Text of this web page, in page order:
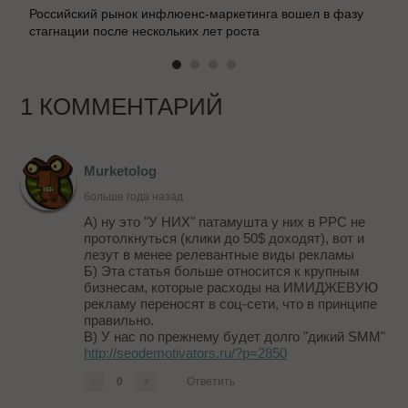
Российский рынок инфлюенс-маркетинга вошел в фазу
стагнации после нескольких лет роста
1 КОММЕНТАРИЙ
Murketolog
больше года назад
А) ну это "У НИХ" патамушта у них в PPC не
протолкнуться (клики до 50$ доходят), вот и
лезут в менее релевантные виды рекламы
Б) Эта статья больше относится к крупным
бизнесам, которые расходы на ИМИДЖЕВУЮ
рекламу переносят в соц-сети, что в принципе
правильно.
В) У нас по прежнему будет долго "дикий SMM"
http://seodemotivators.ru/?p=2850
0 Ответить